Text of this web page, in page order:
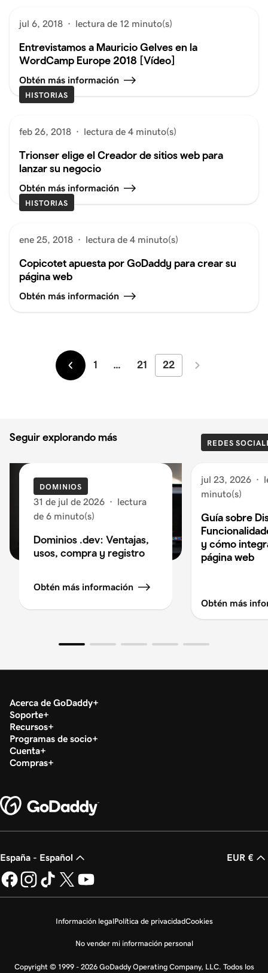
jul 6, 2018 · lectura de 12 minuto(s)
Entrevistamos a Mauricio Gelves en la
WordCamp Europe 2018 [Vídeo]
Obtén más información
HISTORIAS
feb 26, 2018 · lectura de 4 minuto(s)
Trionser elige el Creador de sitios web para
lanzar su negocio
Obtén más información
HISTORIAS
ene 25, 2018 · lectura de 4 minuto(s)
Copicotet apuesta por GoDaddy para crear su
página web
Obtén más información
Más
1 … 21 22
Más
Seguir explorando más
DOMINIOS
31 de jul de 2026 · lectura
de 6 minuto(s)
Dominios .dev: Ventajas,
usos, compra y registro
Obtén más información
REDES
jul 23, 2026 ·
minuto(s)
Guía sobre
y cómo
página web
Obtén más
Acerca de GoDaddy
Soporte
Recursos
Programas de socio
Cuenta
Compras
España - Español EUR €
Información legalPolítica de privacidadCookies
No vender mi información personal
Copyright © 1999 - 2026 GoDaddy Operating Company, LLC. Todos los